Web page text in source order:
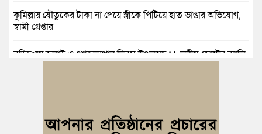
কুমিল্লায় যৌতুকের টাকা না পেয়ে স্ত্রীকে পিটিয়ে হাত ভাঙার অভিযোগ,
স্বামী গ্রেপ্তার
বুড়িচংয়ে জুলাই ও গণঅভ্যুত্থান দিবস উপলক্ষে ১১ দলীয় জোটের র‍্যালি